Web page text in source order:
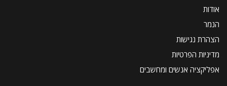
אודות
הנמר
הצהרת נגישות
מדיניות הפרטיות
אפליקציה אנשים ומחשבים